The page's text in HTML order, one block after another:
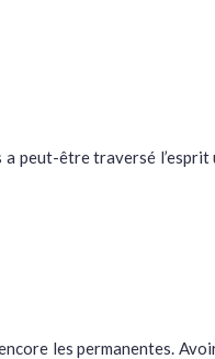
a peut-être traversé
les permanentes.